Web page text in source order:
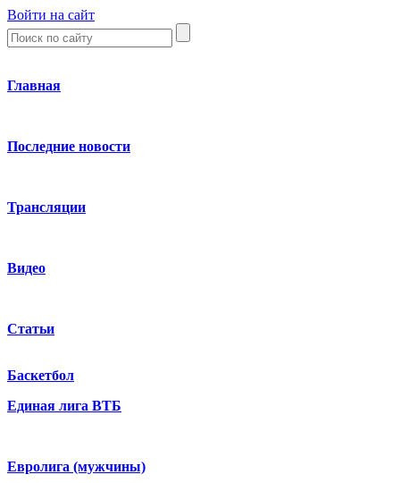
Войти на сайт
Главная
Последние новости
Трансляции
Видео
Статьи
Баскетбол
Единая лига ВТБ
Евролига (мужчины)